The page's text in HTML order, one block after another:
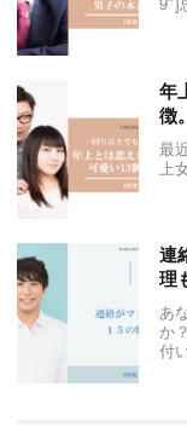
9"]
年
徴
最
上
連
理
あ
か
付